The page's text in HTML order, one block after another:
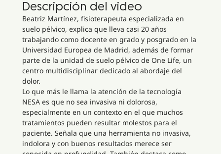
Descripción del video
Beatriz Martínez, fisioterapeuta especializada en
suelo pélvico, explica que lleva casi 20 años
trabajando como docente en grado y posgrado en la
Universidad Europea de Madrid, además de formar
parte de la unidad de suelo pélvico de One Life, un
centro multidisciplinar dedicado al abordaje del
dolor.
Lo que más le llama la atención de la tecnología
NESA es que no sea invasiva ni dolorosa,
especialmente en un contexto en el que muchos
tratamientos pueden resultar molestos para el
paciente. Señala que una herramienta no invasiva,
indolora y con buenos resultados merece ser